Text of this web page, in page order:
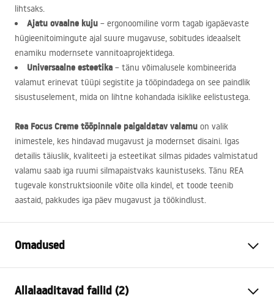
lihtsaks.
Ajatu ovaalne kuju – ergonoomiline vorm tagab igapäevaste
hügieenitoimingute ajal suure mugavuse, sobitudes ideaalselt
enamiku modernsete vannitoaprojektidega.
Universaalne esteetika – tänu võimalusele kombineerida
valamut erinevat tüüpi segistite ja tööpindadega on see paindlik
sisustuselement, mida on lihtne kohandada isiklike eelistustega.
Rea Focus Creme tööpinnale paigaldatav valamu on valik
inimestele, kes hindavad mugavust ja modernset disaini. Igas
detailis täiuslik, kvaliteeti ja esteetikat silmas pidades valmistatud
valamu saab iga ruumi silmapaistvaks kaunistuseks. Tänu REA
tugevale konstruktsioonile võite olla kindel, et toode teenib
aastaid, pakkudes iga päev mugavust ja töökindlust.
Omadused
Materjal
Allalaaditavad failid (2)